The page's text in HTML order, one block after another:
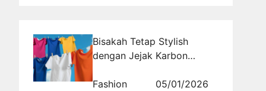
Bisakah Tetap Stylish
dengan Jejak Karbon
Fashion
05/01/2026